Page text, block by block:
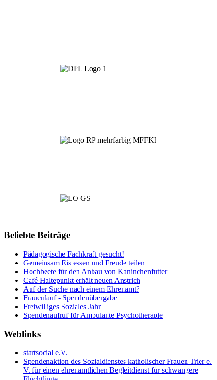
Beliebte Beiträge
Pädagogische Fachkraft gesucht!
Gemeinsam Eis essen und Freude teilen
Hochbeete für den Anbau von Kaninchenfutter
Café Haltepunkt erhält neuen Anstrich
Auf der Suche nach einem Ehrenamt?
Frauenlauf - Spendenübergabe
Freiwilliges Soziales Jahr
Spendenaufruf für Ambulante Psychotherapie
Weblinks
startsocial e.V.
Spendenaktion des Sozialdienstes katholischer Frauen Trier e.
V. für einen ehrenamtlichen Begleitdienst für schwangere